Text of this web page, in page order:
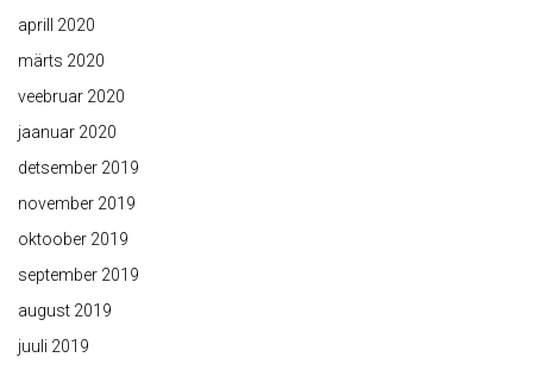
aprill 2020
märts 2020
veebruar 2020
jaanuar 2020
detsember 2019
november 2019
oktoober 2019
september 2019
august 2019
juuli 2019